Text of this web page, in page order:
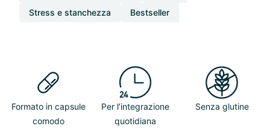
Stress e stanchezza
Bestseller
Formato in capsule
comodo
Per l’integrazione
quotidiana
Senza glutine